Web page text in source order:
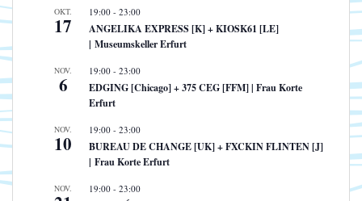
OKT.
17
19:00 - 23:00
ANGELIKA EXPRESS [K] + KIOSK61 [LE]
| Museumskeller Erfurt
NOV.
6
19:00 - 23:00
EDGING [Chicago] + 375 CEG [FFM] | Frau Korte
Erfurt
NOV.
10
19:00 - 23:00
BUREAU DE CHANGE [UK] + FXCKIN FLINTEN [J]
| Frau Korte Erfurt
NOV. 19:00 - 23:00